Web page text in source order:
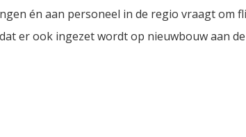
én aan personeel in de regio vraagt om
er ook ingezet wordt op nieuwbouw aan